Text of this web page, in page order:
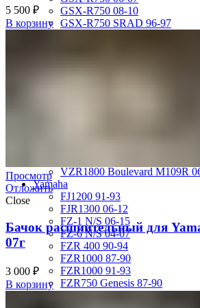
GSX-R750 08-10
GSX-R750 SRAD 96-97
SV650 03-12
VZR1800 Boulevard M109R
Yamaha
FJ1200 91-93
FJR1300 06-12
FZ-1 N/S 06-15
FZ-6 N/S 04-07
FZR 400 90-94
FZR1000 87-90
FZR1000 91-93
FZR750 Genesis 87-90
5 500 ₽
В корзину
Просмотр
Отложить
Close
Бачок расшиительный для
07г
3 000 ₽
В корзину